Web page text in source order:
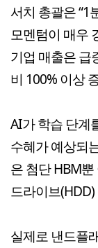
서치 총괄은 “1
모멘텀이 매우
기업 매출은 급
비 100% 이상
AI가 학습 단계
수혜가 예상되
은 첨단 HBM
드라이브
실제로 낸드플